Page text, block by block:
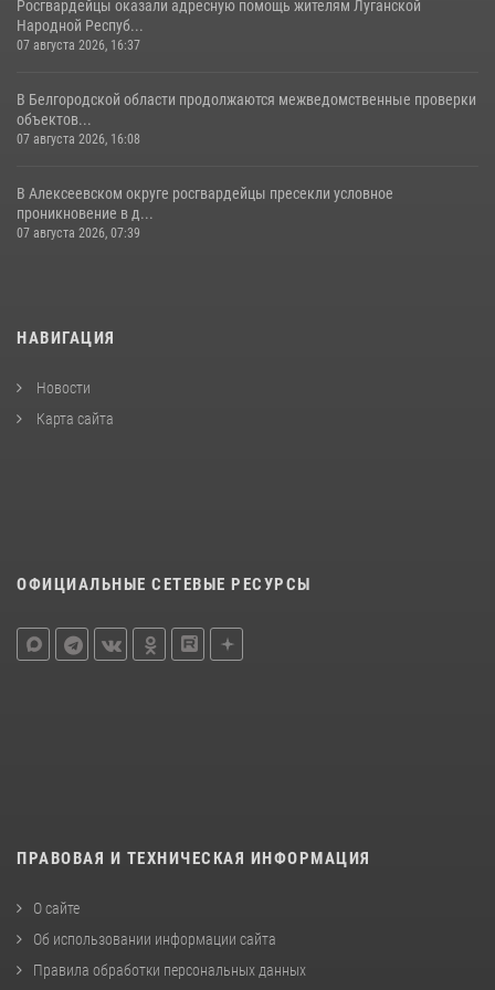
Росгвардейцы оказали адресную помощь жителям Луганской
Народной Респуб...
07 августа 2026, 16:37
В Белгородской области продолжаются межведомственные проверки
объектов...
07 августа 2026, 16:08
В Алексеевском округе росгвардейцы пресекли условное
проникновение в д...
07 августа 2026, 07:39
НАВИГАЦИЯ
Новости
Карта сайта
ОФИЦИАЛЬНЫЕ СЕТЕВЫЕ РЕСУРСЫ
ПРАВОВАЯ И ТЕХНИЧЕСКАЯ ИНФОРМАЦИЯ
О сайте
Об использовании информации сайта
Правила обработки персональных данных